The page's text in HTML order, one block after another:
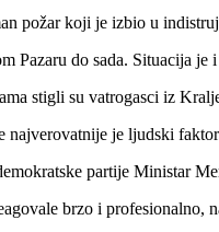
požar koji je izbio u
Pazaru do sada. Situacija
stigli su vatrogasci iz
najverovatnije je ljudski
partije Ministar
brzo i profesionalno,